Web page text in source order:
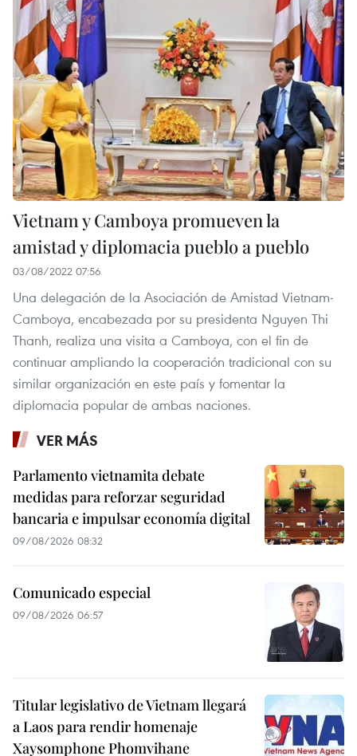
Vietnam y Camboya promueven la
amistad y diplomacia pueblo a pueblo
03/08/2022 07:56
Una delegación de la Asociación de Amistad Vietnam-
Camboya, encabezada por su presidenta Nguyen Thi
Thanh, realiza una visita a Camboya, con el fin de
continuar ampliando la cooperación tradicional con su
similar organización en este país y fomentar la
diplomacia popular de ambas naciones.
VER MÁS
Parlamento vietnamita debate
medidas para reforzar seguridad
bancaria e impulsar economía digital
09/08/2026 08:32
Comunicado especial
09/08/2026 06:57
Titular legislativo de Vietnam llegará
a Laos para rendir homenaje
Xaysomphone Phomvihane